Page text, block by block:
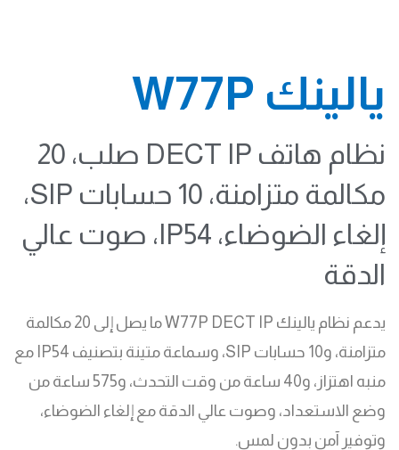
يالينك W77P
نظام هاتف DECT IP صلب، 20
مكالمة متزامنة، 10 حسابات SIP،
إلغاء الضوضاء، IP54، صوت عالي
الدقة
يدعم نظام يالينك W77P DECT IP ما يصل إلى 20 مكالمة
متزامنة، و10 حسابات SIP، وسماعة متينة بتصنيف IP54 مع
منبه اهتزاز، و40 ساعة من وقت التحدث، و575 ساعة من
وضع الاستعداد، وصوت عالي الدقة مع إلغاء الضوضاء،
وتوفير آمن بدون لمس.